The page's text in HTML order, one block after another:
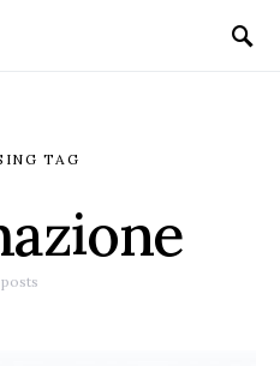
TAG
posts